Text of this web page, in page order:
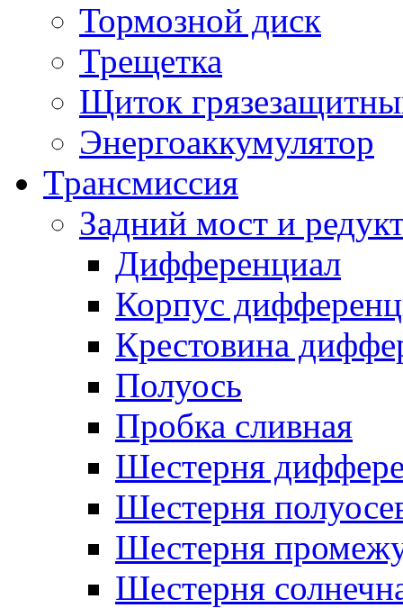
Тормозной диск
Трещетка
Щиток
Энергоаккумулятор
Трансмиссия
Задний мост и
Дифференциал
Корпус
Крестовина
Полуось
Пробка сливная
Шестерня
Шестерня
Шестерня
Шестерня